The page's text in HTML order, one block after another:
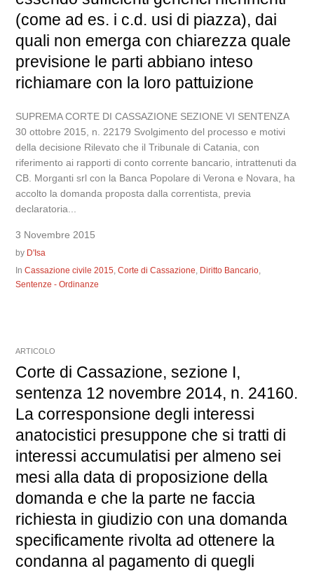
(come ad es. i c.d. usi di piazza), dai
quali non emerga con chiarezza quale
previsione le parti abbiano inteso
richiamare con la loro pattuizione
SUPREMA CORTE DI CASSAZIONE SEZIONE VI SENTENZA
30 ottobre 2015, n. 22179 Svolgimento del processo e motivi
della decisione Rilevato che il Tribunale di Catania, con
riferimento ai rapporti di conto corrente bancario, intrattenuti da
CB. Morganti srl con la Banca Popolare di Verona e Novara, ha
accolto la domanda proposta dalla correntista, previa
declaratoria...
3 Novembre 2015
by D'Isa
InCassazione civile 2015,Corte di Cassazione, Diritto Bancario,
Sentenze - Ordinanze
ARTICOLO
Corte di Cassazione, sezione I,
sentenza 12 novembre 2014, n. 24160.
La corresponsione degli interessi
anatocistici presuppone che si tratti di
interessi accumulatisi per almeno sei
mesi alla data di proposizione della
domanda e che la parte ne faccia
richiesta in giudizio con una domanda
specificamente rivolta ad ottenere la
condanna al pagamento di quegli